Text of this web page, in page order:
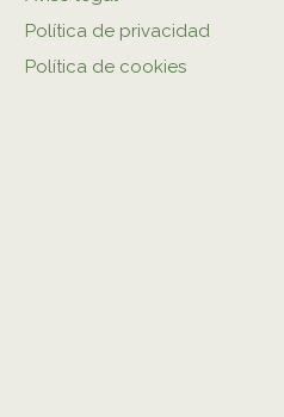
Política de privacidad
Política de cookies